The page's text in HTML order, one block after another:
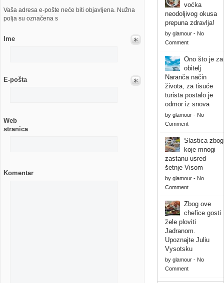
Vaša adresa e-pošte neće biti objavljena. Nužna
polja su označena s
Ime
E-pošta
Web
stranica
Komentar
voćka
neodoljivog okusa
prepuna zdravlja!
by glamour- No
Comment
Ono što je za
obitelj
Naranča način
života, za tisuće
turista postalo je
odmor iz snova
by glamour- No
Comment
Slastica zbog
koje mnogi
zastanu usred
šetnje Visom
by glamour- No
Comment
Zbog ove
chefice gosti
žele ploviti
Jadranom.
Upoznajte Juliu
Vysotsku
by glamour- No
Comment